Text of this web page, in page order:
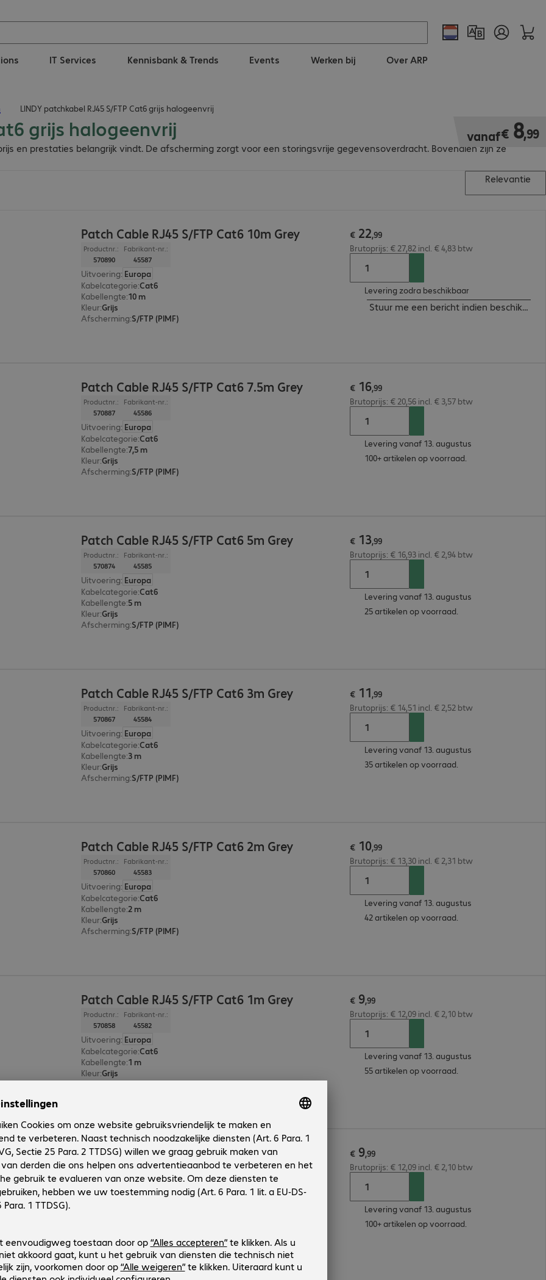
IT Services Kennisbank & Trends Events Werken bij Over ARP
LINDY patchkabel RJ45 S/FTP Cat6 grijs halogeenvrij
grijs halogeenvrij
en prestaties belangrijk vindt. De afscherming zorgt voor een storingsvrije gegevensoverdracht. Bovendien zijn ze
vanaf€ 8,99
€ 8,99
Relevantie
Patch Cable RJ45 S/FTP Cat6 10m Grey
Productnr.:
570890
Fabrikant-nr.:
45587
Uitvoering: Europa
Kabelcategorie:Cat6
Kabellengte:10 m
Kleur:Grijs
Afscherming:S/FTP (PIMF)
€ 22,99
Brutoprijs: € 27,82 incl. € 4,83 btw
Levering zodra beschikbaar
Stuur me een bericht indien beschikbaar
Patch Cable RJ45 S/FTP Cat6 7.5m Grey
Productnr.:
570887
Fabrikant-nr.:
45586
Uitvoering: Europa
Kabelcategorie:Cat6
Kabellengte:7,5 m
Kleur:Grijs
Afscherming:S/FTP (PIMF)
€ 16,99
Brutoprijs: € 20,56 incl. € 3,57 btw
Levering vanaf 13. augustus
100+ artikelen op voorraad.
Patch Cable RJ45 S/FTP Cat6 5m Grey
Productnr.:
570874
Fabrikant-nr.:
45585
Uitvoering: Europa
Kabelcategorie:Cat6
Kabellengte:5 m
Kleur:Grijs
Afscherming:S/FTP (PIMF)
€ 13,99
Brutoprijs: € 16,93 incl. € 2,94 btw
Levering vanaf 13. augustus
25 artikelen op voorraad.
Patch Cable RJ45 S/FTP Cat6 3m Grey
Productnr.:
570867
Fabrikant-nr.:
45584
Uitvoering: Europa
Kabelcategorie:Cat6
Kabellengte:3 m
Kleur:Grijs
Afscherming:S/FTP (PIMF)
€ 11,99
Brutoprijs: € 14,51 incl. € 2,52 btw
Levering vanaf 13. augustus
35 artikelen op voorraad.
Patch Cable RJ45 S/FTP Cat6 2m Grey
Productnr.:
570860
Fabrikant-nr.:
45583
Uitvoering: Europa
Kabelcategorie:Cat6
Kabellengte:2 m
Kleur:Grijs
Afscherming:S/FTP (PIMF)
€ 10,99
Brutoprijs: € 13,30 incl. € 2,31 btw
Levering vanaf 13. augustus
42 artikelen op voorraad.
Patch Cable RJ45 S/FTP Cat6 1m Grey
Productnr.:
570858
Fabrikant-nr.:
45582
Uitvoering: Europa
Kabelcategorie:Cat6
Kabellengte:1 m
Kleur:Grijs
Afscherming:S/FTP (PIMF)
€ 9,99
Brutoprijs: € 12,09 incl. € 2,10 btw
Levering vanaf 13. augustus
55 artikelen op voorraad.
Patch Cable RJ45 S/FTP Cat6 0.5m Grey
Productnr.:
570856
Fabrikant-nr.:
45581
Uitvoering: Europa
Afscherming
S/FTP (PIMF)
€ 9,99
Brutoprijs: € 12,09 incl. € 2,10 btw
Levering vanaf 13. augustus
100+ artikelen op voorraad.